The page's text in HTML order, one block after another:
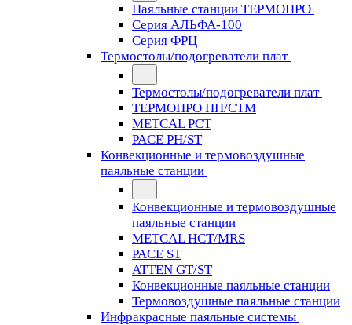
Паяльные станции ТЕРМОПРО
Серия АЛЬФА-100
Серия ФРЦ
Термостолы/подогреватели плат
Термостолы/подогреватели плат
ТЕРМОПРО НП/СТМ
METCAL PCT
PACE PH/ST
Конвекционные и термовоздушные
паяльные станции
Конвекционные и термовоздушные
паяльные станции
METCAL HCT/MRS
PACE ST
ATTEN GT/ST
Конвекционные паяльные станции
Термовоздушные паяльные станции
Инфракрасные паяльные системы